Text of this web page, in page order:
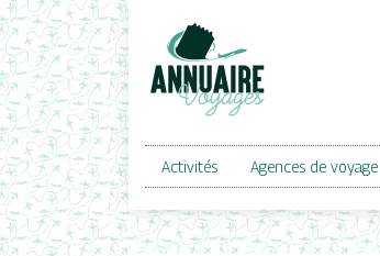
Activités Agences de voyage